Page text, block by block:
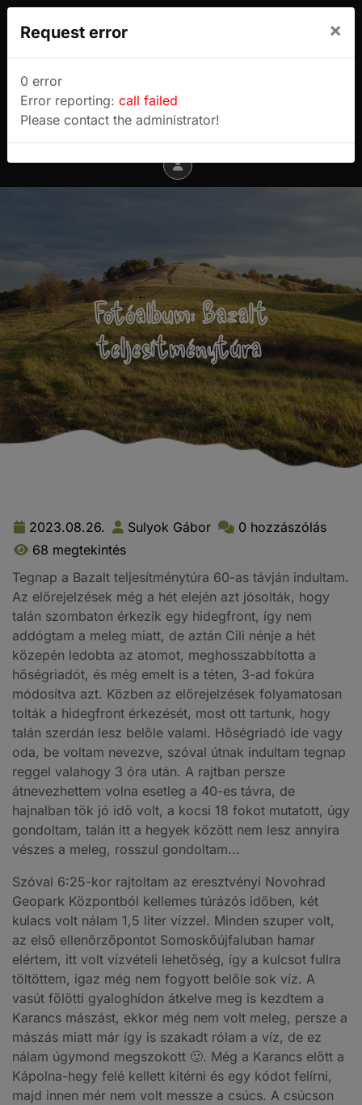
Sulyok Gábor túrablogja
Menu
Fotóalbum: Bazalt
teljesítménytúra
2023.08.26. Sulyok Gábor
0 hozzászólás
68 megtekintés
Tegnap a Bazalt teljesítménytúra 60-as távján indultam.
Az előrejelzések még a hét elején azt jósolták, hogy
talán szombaton érkezik egy hidegfront, így nem
addógtam a meleg miatt, de aztán Cili nénje a hét
közepén ledobta az atomot, meghosszabbította a
hőségriadót, és még emelt is a téten, 3-ad fokúra
módosítva azt. Közben az előrejelzések folyamatosan
tolták a hidegfront érkezését, most ott tartunk, hogy
talán szerdán lesz belőle valami. Hőségriadó ide vagy
oda, be voltam nevezve, szóval útnak indultam tegnap
reggel valahogy 3 óra után. A rajtban persze
átnevezhettem volna esetleg a 40-es távra, de
hajnalban tök jó idő volt, a kocsi 18 fokot mutatott, úgy
gondoltam, talán itt a hegyek között nem lesz annyira
vészes a meleg, rosszul gondoltam...
Szóval 6:25-kor rajtoltam az eresztvényi Novohrad
Geopark Központból kellemes túrázós időben, két
kulacs volt nálam 1,5 liter vízzel. Minden szuper volt,
az első ellenőrzőpontot Somoskőújfaluban hamar
elértem, itt volt vízvételi lehetőség, így a kulcsot fullra
töltöttem, igaz még nem fogyott belőle sok víz. A
vasút fölötti gyaloghídon átkelve meg is kezdtem a
Karancs mászást, ekkor még nem volt meleg, persze a
mászás miatt már így is szakadt rólam a víz, de ez
nálam úgymond megszokott 🙂. Még a Karancs előtt a
Kápolna-hegy felé kellett kitérni és egy kódot felírni,
majd innen mér nem volt messze a csúcs. A csúcson
Request error ×
0 error
Error reporting: call failed
Please contact the administrator!